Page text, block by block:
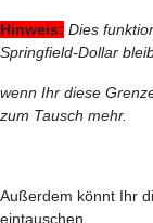
Hinweis: Dies
Springfield-Dollar
wenn Ihr diese
zum Tausch mehr.
Außerdem könnt Ihr
eintauschen.